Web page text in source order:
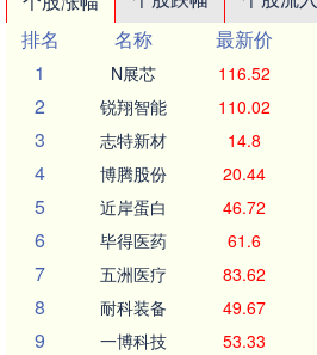
排名
名称 最新价
1
N展芯 116.52
2 锐翔智能 110.02
3 志特新材 14.8
4 博腾股份 20.44
5 近岸蛋白 46.72
6 毕得医药 61.6
7 五洲医疗 83.62
8 耐科装备 49.67
9 一博科技 53.33